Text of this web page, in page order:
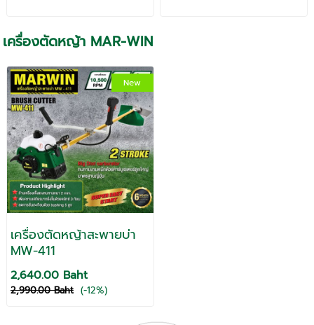
เครื่องตัดหญ้า MAR-WIN
New
เครื่องตัดหญ้าสะพายบ่า
MW-411
2,640.00 Baht
2,990.00 Baht (-12%)